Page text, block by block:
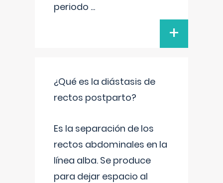
periodo ...
+
¿Qué es la diástasis de
rectos postparto?
Es la separación de los
rectos abdominales en la
línea alba. Se produce
para dejar espacio al